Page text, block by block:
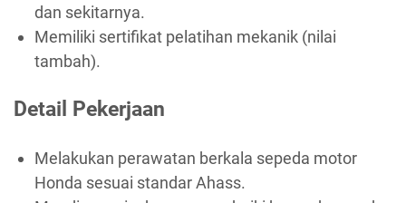
dan sekitarnya.
Memiliki sertifikat pelatihan mekanik (nilai
tambah).
Detail Pekerjaan
Melakukan perawatan berkala sepeda motor
Honda sesuai standar Ahass.